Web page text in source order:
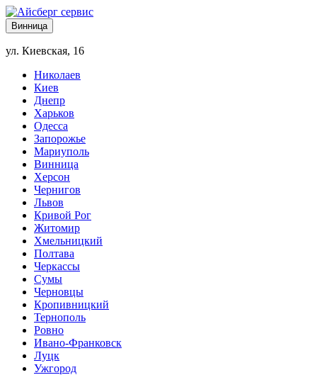
Винница
ул. Киевская, 16
Николаев
Киев
Днепр
Харьков
Одесса
Запорожье
Мариуполь
Винница
Херсон
Чернигов
Львов
Кривой Рог
Житомир
Хмельницкий
Полтава
Черкассы
Сумы
Черновцы
Кропивницкий
Тернополь
Ровно
Ивано-Франковск
Луцк
Ужгород